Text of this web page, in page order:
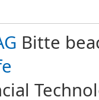
Bitte